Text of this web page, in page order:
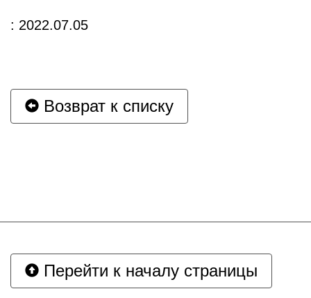
: 2022.07.05
Возврат к списку
Перейти к началу страницы